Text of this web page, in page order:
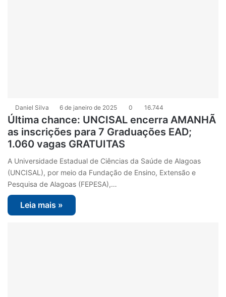
Daniel Silva 6 de janeiro de 2025 0 16.744
Última chance: UNCISAL encerra AMANHÃ
as inscrições para 7 Graduações EAD;
1.060 vagas GRATUITAS
A Universidade Estadual de Ciências da Saúde de Alagoas
(UNCISAL), por meio da Fundação de Ensino, Extensão e
Pesquisa de Alagoas (FEPESA),…
Leia mais »